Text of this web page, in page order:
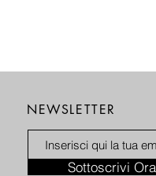
NEWSLETTER
Sottoscrivi Ora